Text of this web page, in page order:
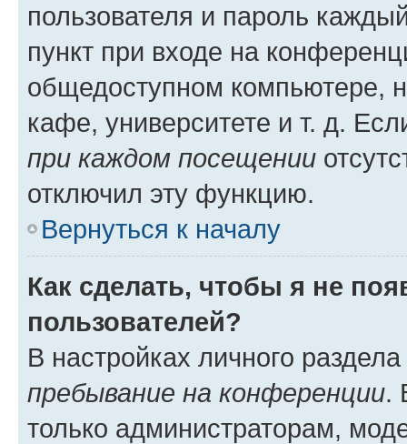
пользователя и пароль
пункт при входе на
общедоступном компьютере,
кафе, университете и т. д.
при каждом посещении
отключил эту функцию.
Вернуться к началу
Как сделать, чтобы я не
пользователей?
В настройках личного
пребывание на конференции.
только администраторам,